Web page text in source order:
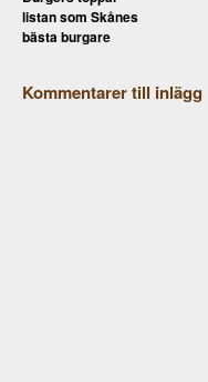
listan som Skånes
bästa burgare
Kommentarer till inlägg